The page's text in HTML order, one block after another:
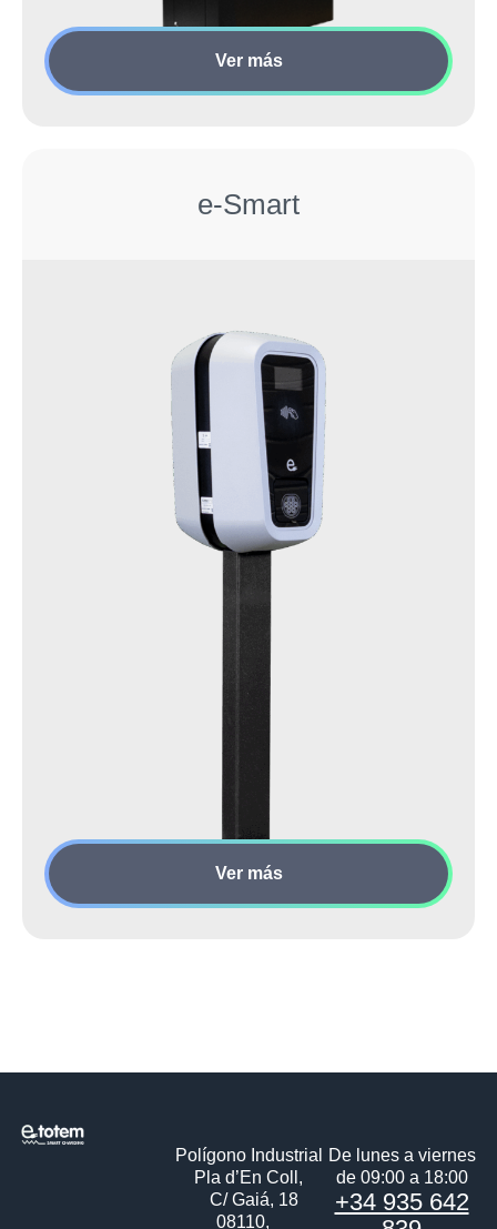
Ver más
e-Smart
Ver más
Polígono Industrial
Pla d’En Coll,
C/ Gaiá, 18
08110,
De lunes a viernes
de 09:00 a 18:00
+34 935 642